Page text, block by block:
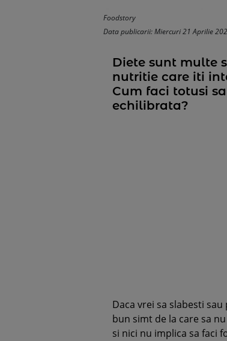
Foodstory
Data publicarii: Miercuri 21 Aprilie
Diete sunt multe
nutritie care iti
Cum faci totusi
echilibrata?
Daca vrei sa slabesti
bun simt de la care sa
si nici nu implica sa faci